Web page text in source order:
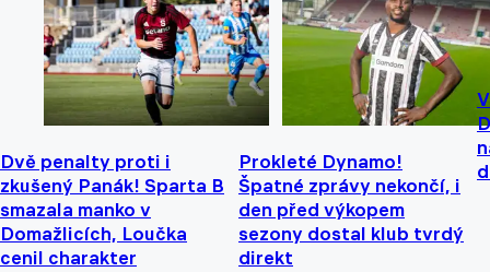
Dvě penalty proti i
zkušený Panák! Sparta B
smazala manko v
Domažlicích, Loučka
cenil charakter
Prokleté Dynamo!
Špatné zprávy nekončí, i
den před výkopem
sezony dostal klub tvrdý
direkt